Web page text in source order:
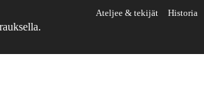
Ateljee & tekijät Historia